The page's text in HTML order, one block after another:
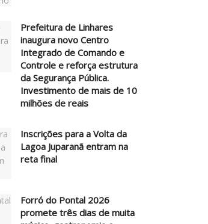
Prefeitura de Linhares
inaugura novo Centro
Integrado de Comando e
Controle e reforça estrutura
da Segurança Pública.
Investimento de mais de 10
milhões de reais
Inscrições para a Volta da
Lagoa Juparanã entram na
reta final
Forró do Pontal 2026
promete três dias de muita